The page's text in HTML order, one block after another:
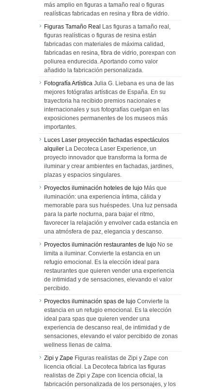
más amplio en figuras a tamaño real o figuras
realísticas fabricadas en resina y fibra de vidrio.
Figuras Tamaño Real Las figuras a tamaño real,
figuras realísticas o figuras de resina están
fabricadas con materiales de máxima calidad,
fabricadas en resina, fibra de vidrio, porexpan con
poliurea endurecida. Aportando como valor
añadido la fabricación personalizada.
Fotografía Artística Julia G. Liebana es una de las
mejores fotógrafas artísticas de España. En su
trayectoria ha recibido premios nacionales e
internacionales y sus fotografías cuelgan en las
exposiciones permanentes de los museos más
importantes.
Luces Laser proyección fachadas espectáculos
alquiler La Decoteca Laser Experience, un
proyecto innovador que transforma la forma de
iluminar y crear ambientes en fachadas, jardines,
plazas y espacios singulares.
Proyectos iluminación hoteles de lujo Más que
iluminación: una experiencia íntima, cálida y
memorable para sus huéspedes. Una luz pensada
para la parte nocturna, para bajar el ritmo,
favorecer la relajación y envolver cada estancia en
una atmósfera de paz, elegancia y descanso.
Proyectos iluminación restaurantes de lujo No se
limita a iluminar. Convierte la estancia en un
refugio emocional. Es la elección ideal para
restaurantes que quieren vender una experiencia
de intimidad y de sensaciones, elevando el valor
percibido.
Proyectos iluminación spas de lujo Convierte la
estancia en un refugio emocional. Es la elección
ideal para spas que quieren vender una
experiencia de descanso real, de intimidad y de
sensaciones, elevando el valor percibido de zonas
wellness llenas de calma.
Zipi y Zape Figuras realistas de Zipi y Zape con
licencia oficial. La Decoteca fabrica las figuras
realistas de Zipi y Zape con licencia oficial, la
fabricación personalizada de los personajes, y los